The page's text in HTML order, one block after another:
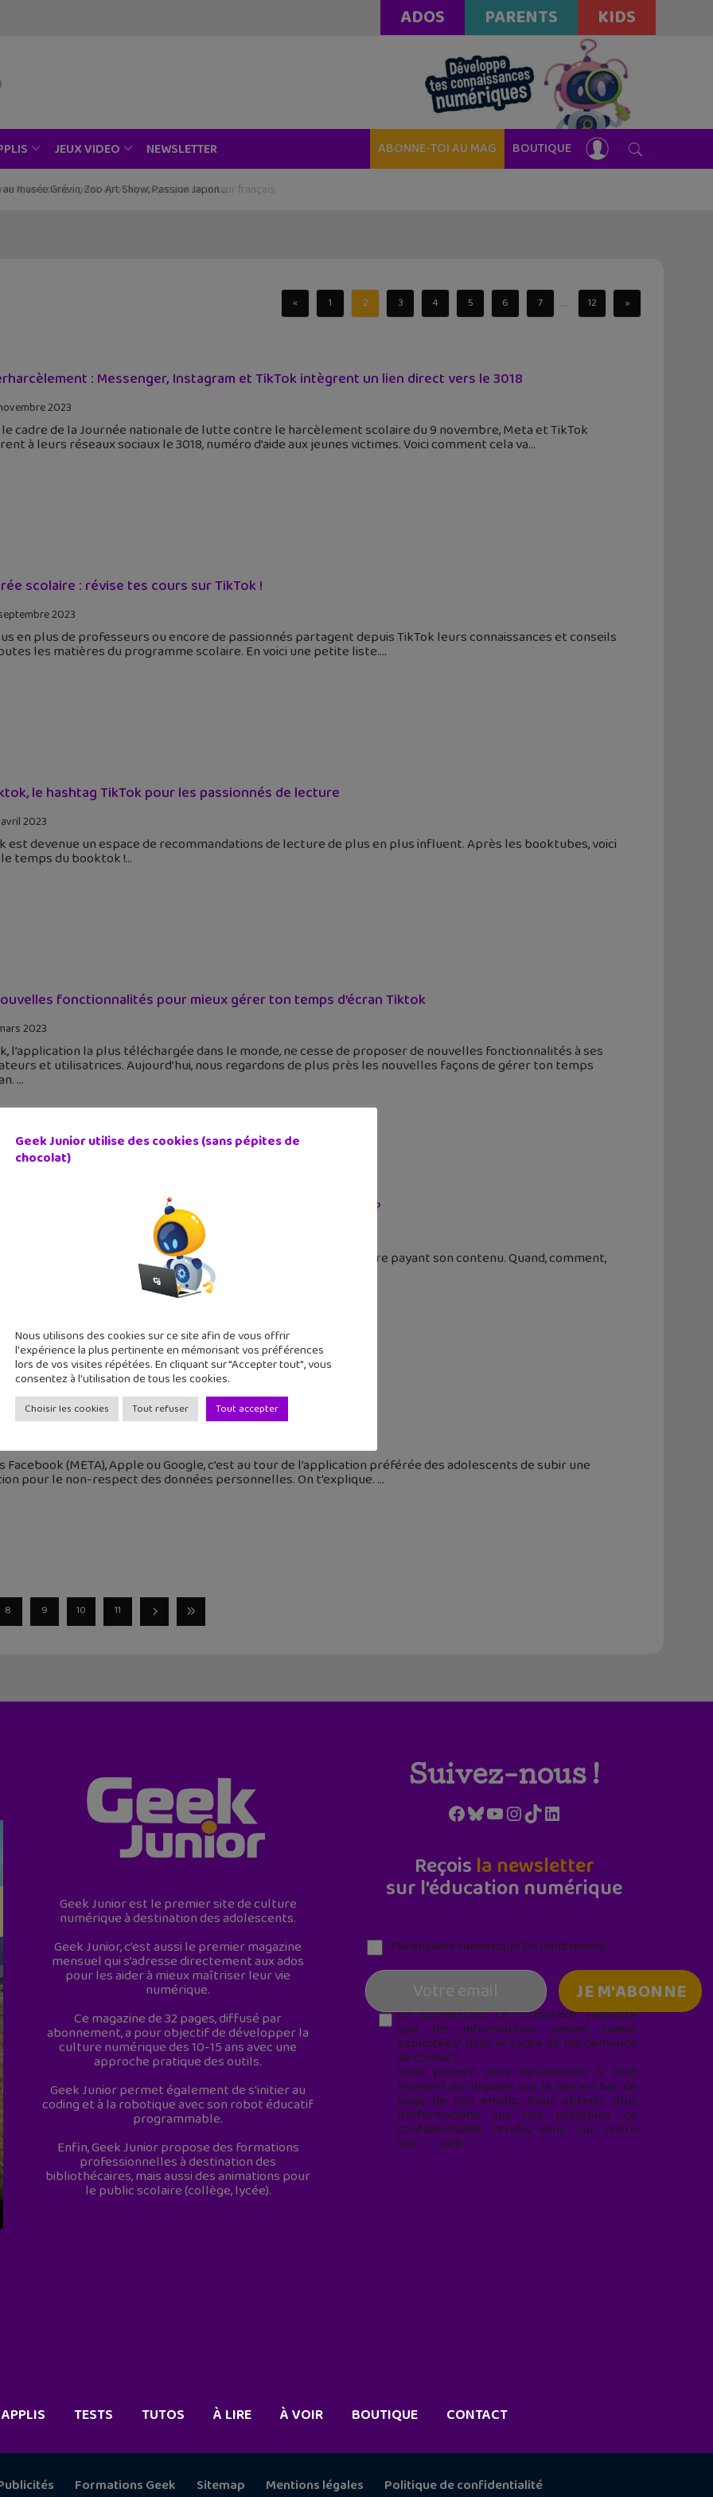
ADOS PARENTS KIDS
JEUX VIDEO NEWSLETTER ABONNE-TOI AU MAG BOUTIQUE
musée Grévin, Zoo Art Show, Passion Japon…
« 1 2 3 4 5 6 7 ... 12 »
: Messenger, Instagram et TikTok intègrent un lien direct vers le 3018
2023
le cadre de la Journée nationale de lutte contre le harcèlement scolaire du 9 novembre, Meta et TikTok
à leurs réseaux sociaux le 3018, numéro d’aide aux jeunes victimes. Voici comment cela va
scolaire : révise tes cours sur TikTok !
2023
en plus de professeurs ou encore de passionnés partagent depuis TikTok leurs connaissances et conseils
les matières du programme scolaire. En voici une petite liste.
le hashtag TikTok pour les passionnés de lecture
2023
est devenue un espace de recommandations de lecture de plus en plus influent. Après les booktubes, voici
temps du booktok !
fonctionnalités pour mieux gérer ton temps d’écran Tiktok
2023
l’application la plus téléchargée dans le monde, ne cesse de proposer de nouvelles fonctionnalités à ses
et utilisatrices. Aujourd’hui, nous regardons de plus près les nouvelles façons de gérer ton temps
t-il bientôt payer pour regarder certaines vidéos TikTok ?
rumeurs affirment que le géant TikTok pourrait bientôt rendre payant son contenu. Quand, comment,
? Geek Junior fait le point.
sanctionne Tiktok
Facebook (META), Apple ou Google, c’est au tour de l’application préférée des adolescents de subir une
pour le non-respect des données personnelles. On t’explique.
8 9 10 11
Geek Junior est le premier site de culture
numérique à destination des adolescents.
Geek Junior, c’est aussi le premier magazine
mensuel qui s’adresse directement aux ados
pour les aider à mieux maîtriser leur vie
numérique.
Ce magazine de 32 pages, diffusé par
abonnement, a pour objectif de développer la
culture numérique des 10-15 ans avec une
approche pratique des outils.
Geek Junior permet également de s'initier au
coding et à la robotique avec son robot éducatif
programmable.
Enfin, Geek Junior propose des formations
professionnelles à destination des
bibliothécaires, mais aussi des animations pour
le public scolaire (collège, lycée).
Suivez-nous !
Facebook
Bluesky
YouTube
Instagram
TikTokLinkedIn
Reçois la newsletter
sur l'éducation numérique
Parentalité numérique (le lundi matin)
En soumettant ce formulaire, j’accepte
que les informations saisies soient
exploitées* dans le cadre de ma demande
de contact.
Vous pouvez vous désabonner à tout
moment en cliquant sur le lien en bas de
page de nos emails. Pour obtenir plus
d'informations sur nos pratiques de
confidentialité, rendez-vous sur notre
site web
Geek Junior utilise des cookies (sans pépites de
chocolat)
Nous utilisons des cookies sur ce site afin de vous offrir
l'expérience la plus pertinente en mémorisant vos préférences
lors de vos visites répétées. En cliquant sur "Accepter tout", vous
consentez à l'utilisation de tous les cookies.
Choisir les cookies Tout refuser Tout accepter
APPLIS TESTS TUTOS À LIRE À VOIR BOUTIQUE CONTACT
Formations Geek Sitemap Mentions légales Politique de confidentialité